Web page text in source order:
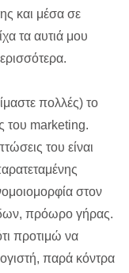
και μέσα σε
τα αυτιά μου
πολλές) το
του marketing.
του είναι
στον
πρόωρο γήρας.
προτιμώ να
παρά κόντρα